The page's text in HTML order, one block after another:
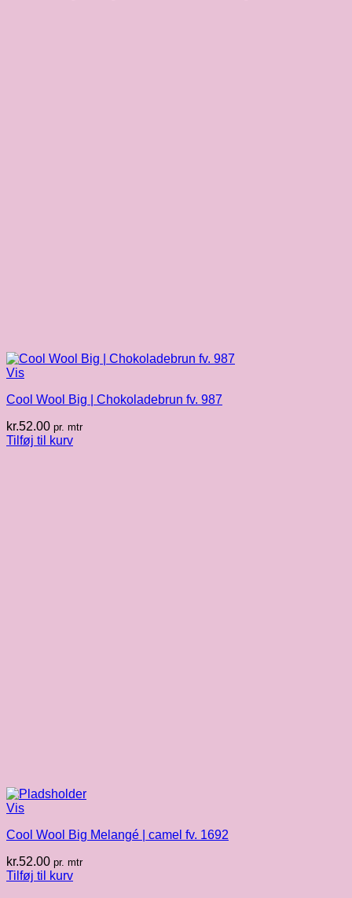
Vis
Cool Wool Big | Chokoladebrun fv. 987
kr.52.00 pr. mtr
Tilføj til kurv
Vis
Cool Wool Big Melangé | camel fv. 1692
kr.52.00 pr. mtr
Tilføj til kurv